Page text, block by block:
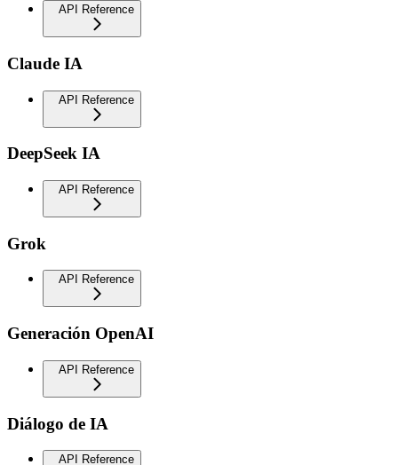
API Reference
Claude IA
API Reference
DeepSeek IA
API Reference
Grok
API Reference
Generación OpenAI
API Reference
Diálogo de IA
API Reference